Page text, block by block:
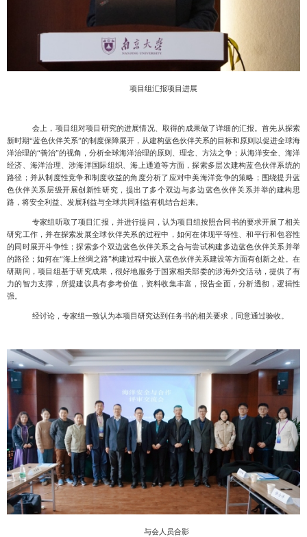
项目组汇报项目进展
会上，项目组对项目研究的进展情况、取得的成果做了详细的汇报。首先从探索
新时期“蓝色伙伴关系”的制度保障展开，从建构蓝色伙伴关系的目标和原则以促进全球海
洋治理的“善治”的视角，分析全球海洋治理的原则、理念、方法之争 ； 从海洋安全、海洋
经济、海洋治理、涉海洋国际组织、海上通道等方面，探索多层次建构蓝色伙伴系统的
路径；并从制度性竞争和制度收益的角度分析了应对中美海洋竞争的策略；围绕提升蓝
色伙伴关系层级开展创新性研究，提出了多个双边与多边蓝色伙伴关系并举的建构思
路，将安全利益、发展利益与全球共同利益有机结合起来。
专家组听取了项目汇报，并进行提问，认为项目组按照合同书的要求开展了相关
研究工作，并在探索发展全球伙伴关系的过程中，如何在体现平等性、和平行和包容性
的同时展开斗争性；探索多个双边蓝色伙伴关系之合与尝试构建多边蓝色伙伴关系并举
的路径；如何在“海上丝绸之路”构建过程中嵌入蓝色伙伴关系建设等方面有创新之处。在
研期间，项目组基于研究成果，很好地服务于国家相关部委的涉海外交活动，提供了有
力的智力支撑，所提建议具有参考价值，资料收集丰富，报告全面，分析透彻，逻辑性
强。
经讨论，专家组一致认为本项目研究达到任务书的相关要求，同意通过验收。
与会人员合影